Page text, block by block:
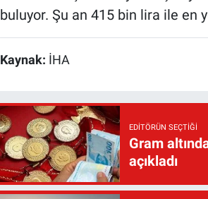
buluyor. Şu an 415 bin lira ile en
Kaynak: İHA
EDITÖRÜN SEÇTIĞI
Gram
açıkladı